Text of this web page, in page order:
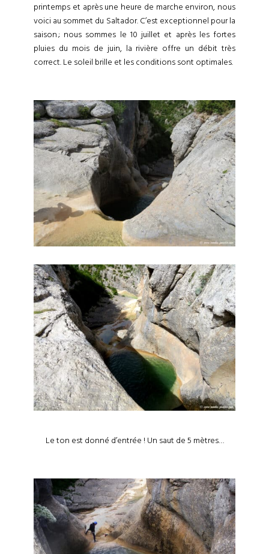
printemps et après une heure de marche environ, nous
voici au sommet du Saltador. C’est exceptionnel pour la
saison ; nous sommes le 10 juillet et après les fortes
pluies du mois de juin, la rivière offre un débit très
correct. Le soleil brille et les conditions sont optimales.
Le ton est donné d’entrée ! Un saut de 5 mètres…